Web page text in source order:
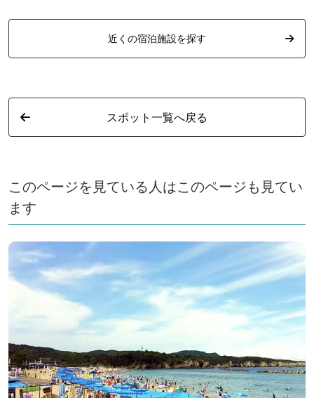
近くの宿泊施設を探す
スポット一覧へ戻る
このページを見ている人はこのページも見てい
ます